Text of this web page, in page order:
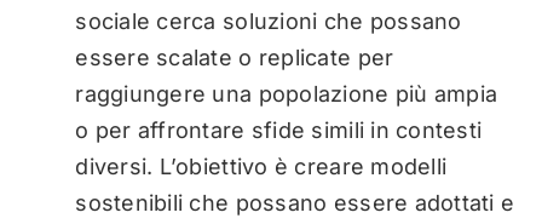
sociale cerca soluzioni che possano
essere scalate o replicate per
raggiungere una popolazione più ampia
o per affrontare sfide simili in contesti
diversi. L’obiettivo è creare modelli
sostenibili che possano essere adottati e